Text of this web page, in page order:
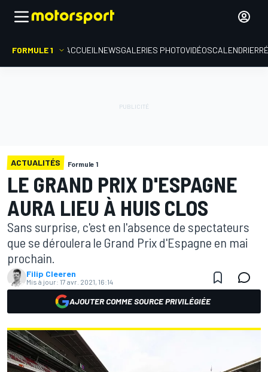
FORMULE 1 ACCUEIL NEWSGALERIES PHOTOVIDÉOSCALENDRIER
ACTUALITÉS Formule 1
LE GRAND PRIX D'ESPAGNE
AURA LIEU À HUIS CLOS
Sans surprise, c'est en l'absence de spectateurs
que se déroulera le Grand Prix d'Espagne en mai
prochain.
Filip Cleeren
Mis à jour: 17 avr. 2021, 16:14
AJOUTER COMME SOURCE PRIVILÉGIÉE